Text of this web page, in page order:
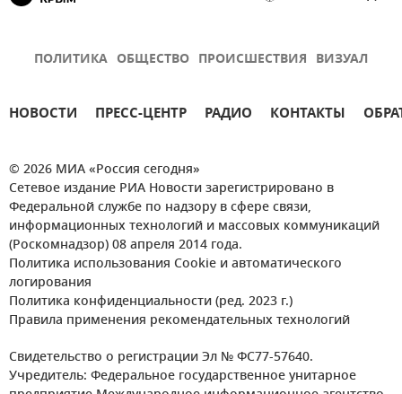
ПОЛИТИКА ОБЩЕСТВО ПРОИСШЕСТВИЯ ВИЗУАЛ
НОВОСТИ ПРЕСС-ЦЕНТР РАДИО КОНТАКТЫ
© 2026 МИА «Россия сегодня»
Сетевое издание РИА Новости зарегистрировано в
Федеральной службе по надзору в сфере связи,
информационных технологий и массовых коммуникаций
(Роскомнадзор) 08 апреля 2014 года.
Политика использования Cookie и автоматического
логирования
Политика конфиденциальности (ред. 2023 г.)
Правила применения рекомендательных технологий
Свидетельство о регистрации Эл № ФС77-57640.
Учредитель: Федеральное государственное унитарное